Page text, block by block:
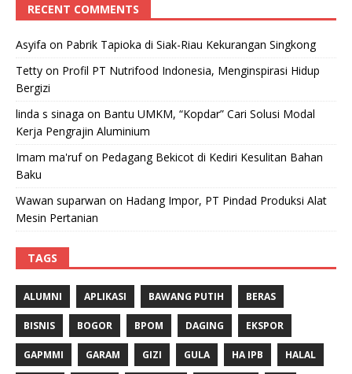
RECENT COMMENTS
Asyifa on Pabrik Tapioka di Siak-Riau Kekurangan Singkong
Tetty on Profil PT Nutrifood Indonesia, Menginspirasi Hidup
Bergizi
linda s sinaga on Bantu UMKM, “Kopdar” Cari Solusi Modal
Kerja Pengrajin Aluminium
Imam ma'rufon Pedagang Bekicot di Kediri Kesulitan Bahan
Baku
Wawan suparwan on Hadang Impor, PT Pindad Produksi Alat
Mesin Pertanian
TAGS
ALUMNI APLIKASI BAWANG PUTIH BERAS
BISNIS BOGOR BPOM DAGING EKSPOR
GAPMMI GARAM GIZI GULA HA IPB HALAL